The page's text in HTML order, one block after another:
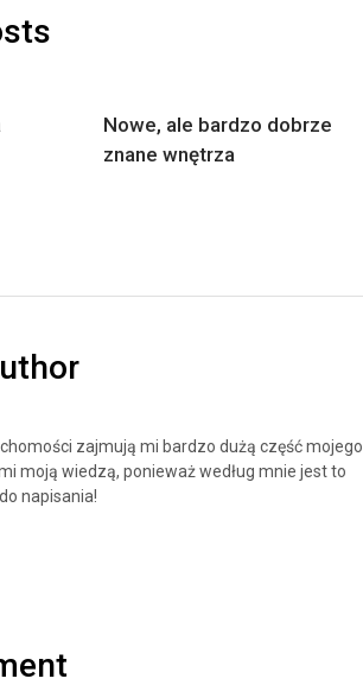
Nowe, ale bardzo dobrze
znane wnętrza
zajmują mi bardzo dużą część mojego
moją wiedzą, ponieważ według mnie jest to
napisania!